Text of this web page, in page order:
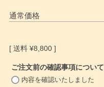
通常価格
¥8,800
ご注文前の確認事項について
内容を確認いたしました